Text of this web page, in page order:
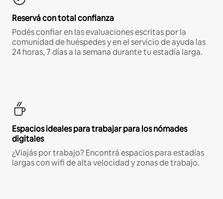
Reservá con total confianza
Podés confiar en las evaluaciones escritas por la
comunidad de huéspedes y en el servicio de ayuda las
24 horas, 7 días a la semana durante tu estadía larga.
Espacios ideales para trabajar para los nómades
digitales
¿Viajás por trabajo? Encontrá espacios para estadías
largas con wifi de alta velocidad y zonas de trabajo.